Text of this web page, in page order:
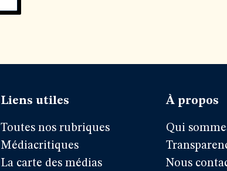
Liens utiles
Toutes nos rubriques
Médiacritiques
La carte des médias
À propos
Qui
Nous